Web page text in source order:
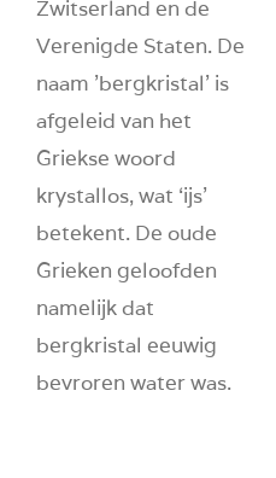
Zwitserland en de
Verenigde Staten. De
naam 'bergkristal' is
afgeleid van het
Griekse woord
krystallos, wat ‘ijs’
betekent. De oude
Grieken geloofden
namelijk dat
bergkristal eeuwig
bevroren water was.